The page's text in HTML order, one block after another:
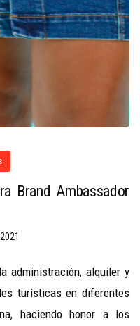
Brand Ambassador
administración, alquiler y
turísticas en diferentes
haciendo honor a los